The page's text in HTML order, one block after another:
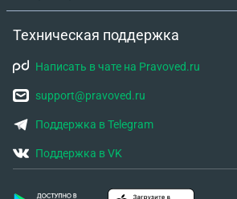
Техническая поддержка
Написать в чате на Pravoved.ru
support@pravoved.ru
Поддержка в Telegram
Поддержка в VK